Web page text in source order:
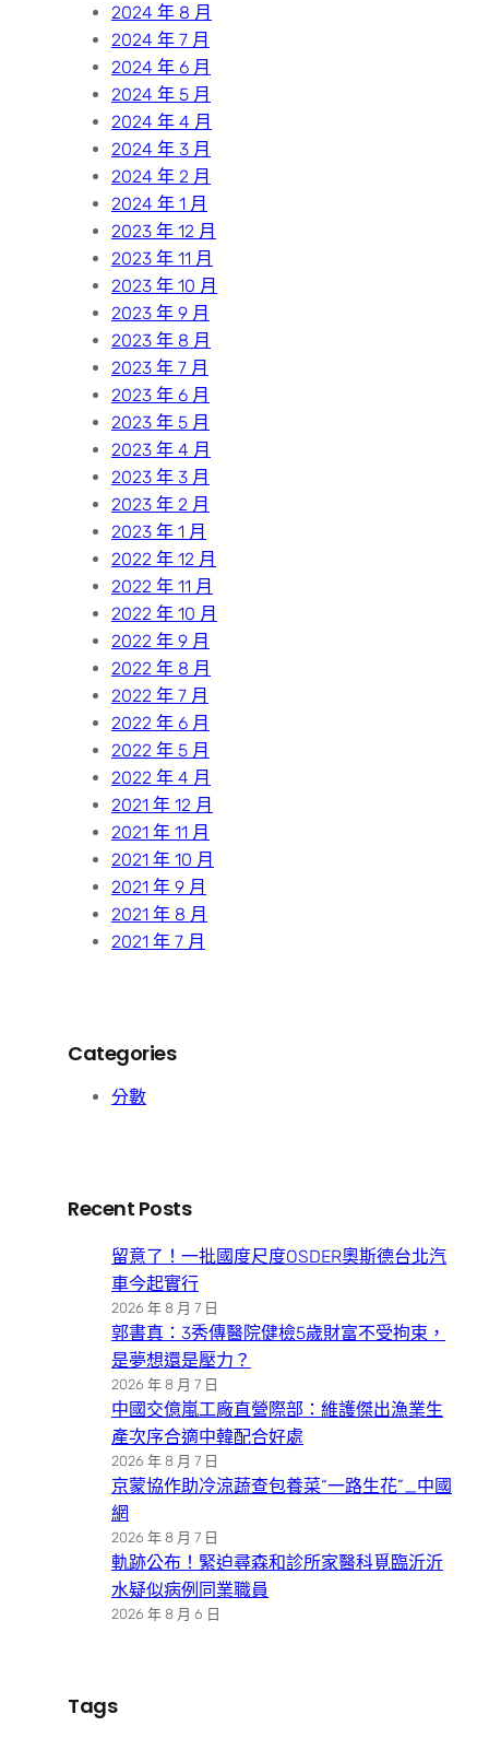
2024 年 8 月
2024 年 7 月
2024 年 6 月
2024 年 5 月
2024 年 4 月
2024 年 3 月
2024 年 2 月
2024 年 1 月
2023 年 12 月
2023 年 11 月
2023 年 10 月
2023 年 9 月
2023 年 8 月
2023 年 7 月
2023 年 6 月
2023 年 5 月
2023 年 4 月
2023 年 3 月
2023 年 2 月
2023 年 1 月
2022 年 12 月
2022 年 11 月
2022 年 10 月
2022 年 9 月
2022 年 8 月
2022 年 7 月
2022 年 6 月
2022 年 5 月
2022 年 4 月
2021 年 12 月
2021 年 11 月
2021 年 10 月
2021 年 9 月
2021 年 8 月
2021 年 7 月
Categories
分數
Recent Posts
留意了！一批國度尺度OSDER奧斯德台北汽
車今起實行
2026 年 8 月 7 日
郭書真：3秀傳醫院健檢5歲財富不受拘束，
是夢想還是壓力？
2026 年 8 月 7 日
中國交億嵐工廠直營際部：維護傑出漁業生
產次序合適中韓配合好處
2026 年 8 月 7 日
京蒙協作助冷涼蔬查包養菜“一路生花”_中國
網
2026 年 8 月 7 日
軌跡公布！緊迫尋森和診所家醫科覓臨沂沂
水疑似病例同業職員
2026 年 8 月 6 日
Tags